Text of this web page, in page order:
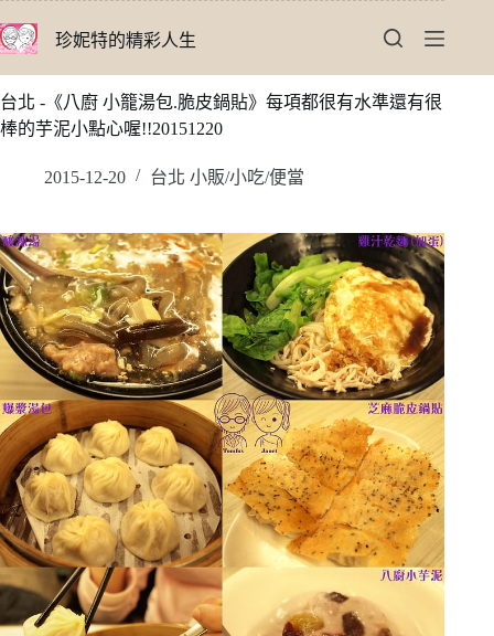
至
要
內
珍妮特的精彩人生
台北 -《八廚 小籠湯包.脆皮鍋貼》每項都很有水準還有很
棒的芋泥小點心喔!!20151220
2015-12-20 台北 小販/小吃/便當